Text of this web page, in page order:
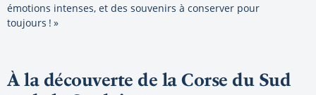
émotions intenses, et des souvenirs à conserver pour
toujours ! »
À la découverte de la Corse du Sud